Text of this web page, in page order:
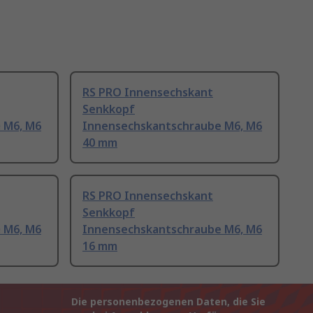
M6
RS PRO Innensechskant
Senkkopf
Innensechskantschraube M6, M6
40 mm
M6
RS PRO Innensechskant
Senkkopf
Innensechskantschraube M6, M6
16 mm
Die personenbezogenen Daten, die Sie